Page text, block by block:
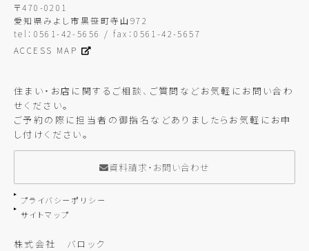
〒470-0201
愛知県みよし市黒笹町寺山972
tel：0561-42-5656 / fax：0561-42-5657
ACCESS MAP
住まい・お店に関するご相談、ご質問などお気軽にお問い合わ
せください。
ご予約の際に担当者の御指名などありましたらお気軽にお申
し付けください。
資料請求・お問い合わせ
プライバシーポリシー
サイトマップ
株式会社 バロック